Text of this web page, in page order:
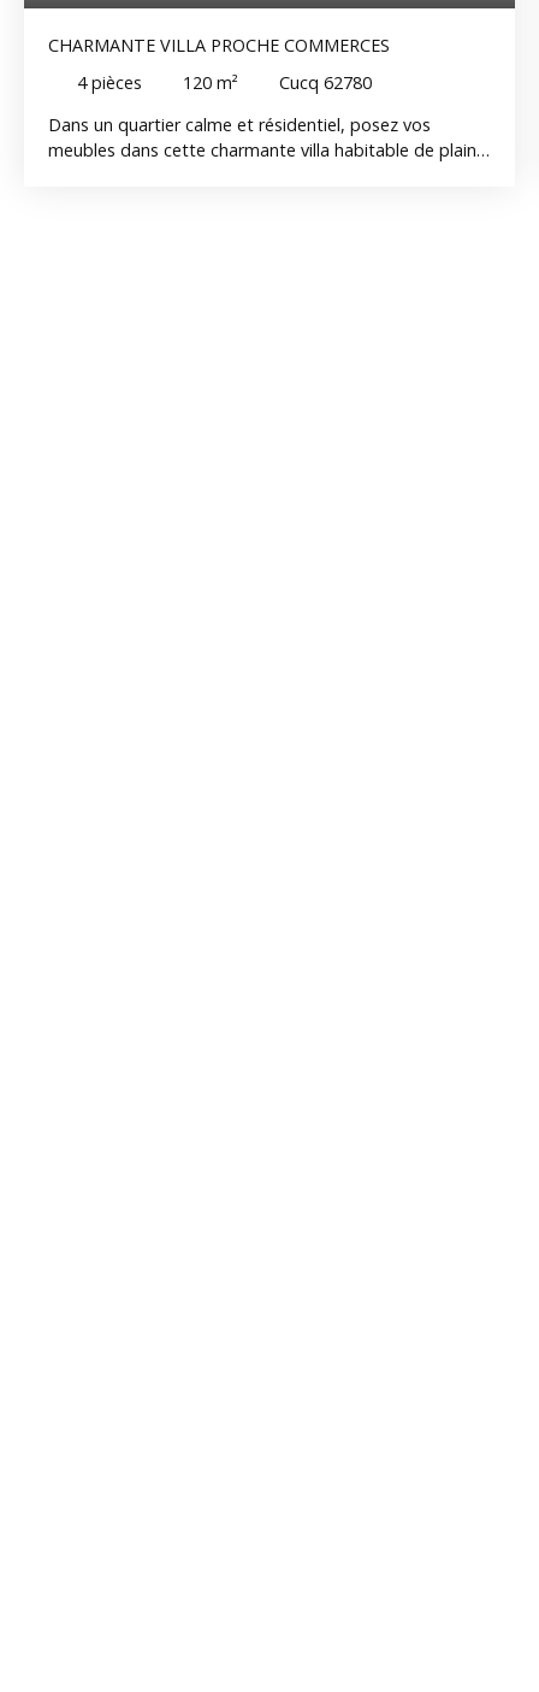
CHARMANTE VILLA PROCHE COMMERCES
4pièces 120 m²
Cucq 62780
Dans un quartier calme et résidentiel, posez vos
meubles dans cette charmante villa habitable de plain